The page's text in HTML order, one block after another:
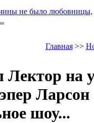
не было любовницы,
Главная>>
Лектор на
шоу...